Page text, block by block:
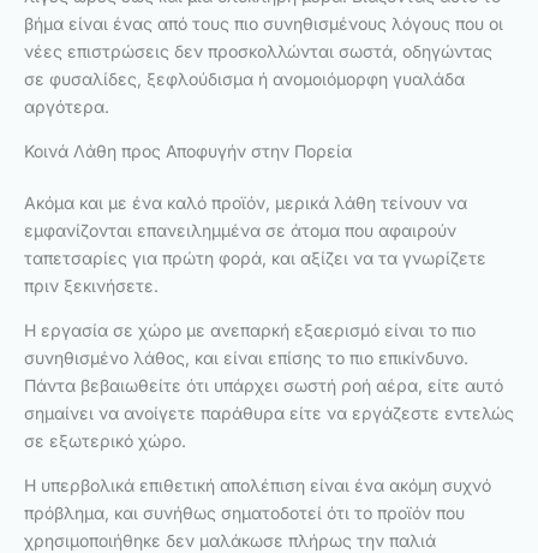
βήμα είναι ένας από τους πιο συνηθισμένους λόγους που οι
νέες επιστρώσεις δεν προσκολλώνται σωστά, οδηγώντας
σε φυσαλίδες, ξεφλούδισμα ή ανομοιόμορφη γυαλάδα
αργότερα.
Κοινά Λάθη προς Αποφυγήν στην Πορεία
Ακόμα και με ένα καλό προϊόν, μερικά λάθη τείνουν να
εμφανίζονται επανειλημμένα σε άτομα που αφαιρούν
ταπετσαρίες για πρώτη φορά, και αξίζει να τα γνωρίζετε
πριν ξεκινήσετε.
Η εργασία σε χώρο με ανεπαρκή εξαερισμό είναι το πιο
συνηθισμένο λάθος, και είναι επίσης το πιο επικίνδυνο.
Πάντα βεβαιωθείτε ότι υπάρχει σωστή ροή αέρα, είτε αυτό
σημαίνει να ανοίγετε παράθυρα είτε να εργάζεστε εντελώς
σε εξωτερικό χώρο.
Η υπερβολικά επιθετική απολέπιση είναι ένα ακόμη συχνό
πρόβλημα, και συνήθως σηματοδοτεί ότι το προϊόν που
χρησιμοποιήθηκε δεν μαλάκωσε πλήρως την παλιά